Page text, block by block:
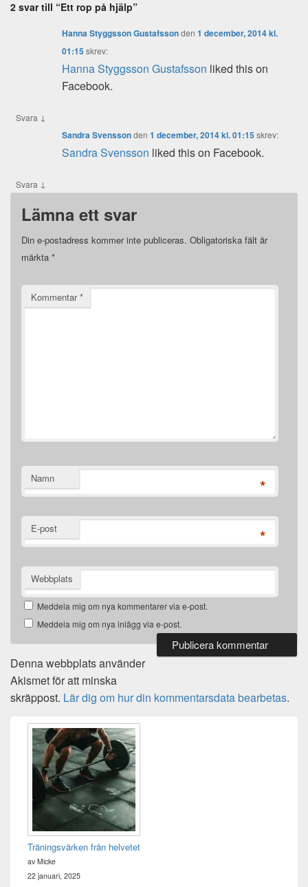
2 svar till “Ett rop på hjälp”
Hanna Styggsson Gustafssonden1 december, 2014 kl.
01:15 skrev:
Hanna Styggsson Gustafsson liked this on
Facebook.
Svara ↓
Sandra Svenssonden1 december, 2014 kl. 01:15 skrev:
Sandra Svensson liked this on Facebook.
Svara ↓
Lämna ett svar
Din e-postadress kommer inte publiceras. Obligatoriska fält är
märkta *
Kommentar*
Namn *
E-post *
Webbplats
Meddela mig om nya kommentarer via e-post.
Meddela mig om nya inlägg via e-post.
Denna webbplats använder
Akismet för att minska
skräppost. Lär dig om hur din kommentarsdata bearbetas.
Primära
sidofältet
Widget
område
Träningsvärken från helvetet
av Micke
22 januari, 2025